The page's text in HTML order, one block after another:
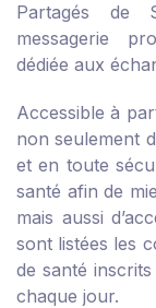
Partagés de
messagerie
dédiée aux
Accessible à
non seulement
et en toute
santé afin de
mais aussi
sont listées les
de santé
chaque jour.